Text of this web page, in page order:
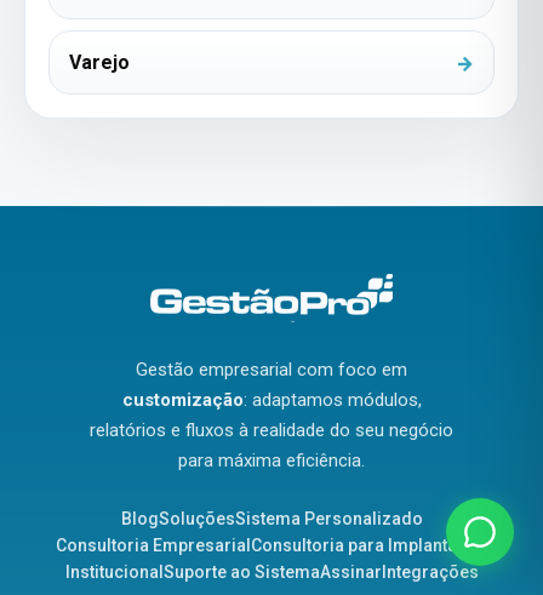
Varejo
Gestão empresarial com foco em
customização: adaptamos módulos,
relatórios e fluxos à realidade do seu negócio
para máxima eficiência.
BlogSoluçõesSistema Personalizado
Consultoria Empresarial Consultoria para Implantação
Institucional Suporte ao SistemaAssinar Integrações